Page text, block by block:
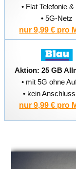
• Flat Telefonie
• 5G-Netz
nur 9,99 € pro
Aktion: 25 GB
• mit 5G ohne
• kein
nur 9,99 € pro